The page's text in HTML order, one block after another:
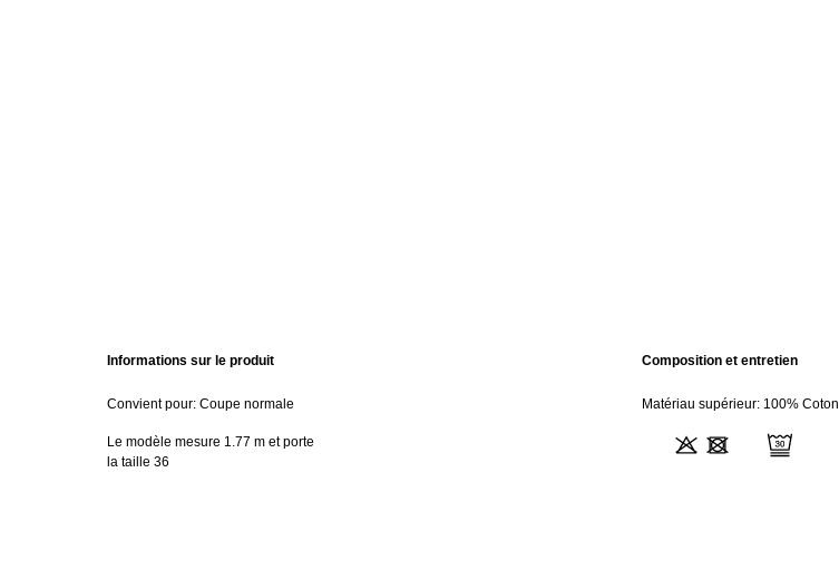
Informations sur le produit
Convient pour: Coupe normale
Le modèle mesure 1.77 m et porte
la taille 36
Composition et entretien
Matériau supérieur: 100% Coton